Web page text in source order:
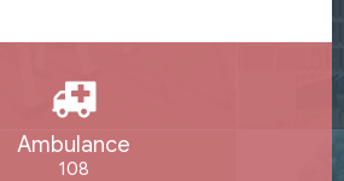
Ambulance
108